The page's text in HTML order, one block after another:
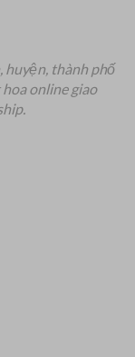
huyện, thành phố
online giao